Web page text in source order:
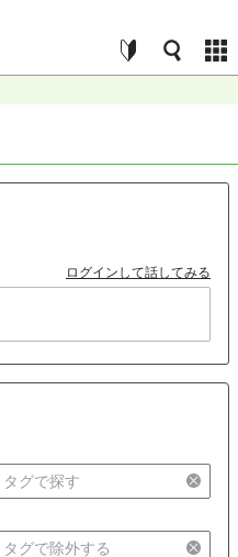
ログインして話してみる